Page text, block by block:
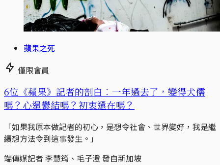
蘋果之死
僅限會員
6位《蘋果》記者的剖白︰一年過去了，變得犬儒
嗎？心還鬱結嗎？初衷還在嗎？
「如果我原本做記者的初心，是想令社會、世界變好，我是繼
續想方法令到這事發生。」
端傳媒記者 李慧筠、毛子澄 發自新加坡